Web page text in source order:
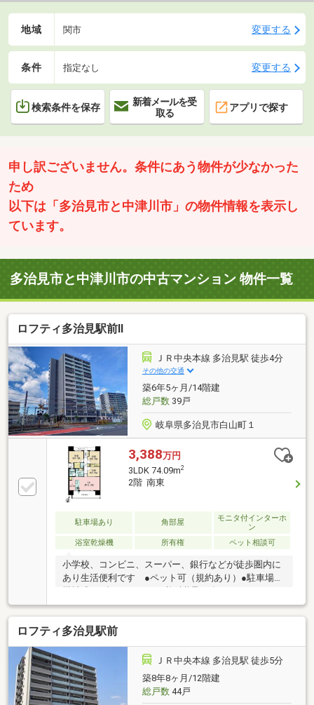
地域 関市 変更する
条件 指定なし 変更する
検索条件を保存
新着メールを受
取る
アプリで探す
申し訳ございません。条件にあう物件が少なかった
ため
以下は「多治見市と中津川市」の物件情報を表示し
ています。
多治見市と中津川市の中古マンション 物件一覧
ロフティ多治見駅前Ⅱ
ＪＲ中央本線 多治見駅 徒歩4分
その他の交通
築6年5ヶ月/14階建
総戸数39戸
岐阜県多治見市白山町１
3,388万円
3LDK 74.09m2
2階 南東
駐車場あり 角部屋
モニタ付インターホ
ン
浴室乾燥機
所有権 ペット相談可
小学校、コンビニ、スーパー、銀行などが徒歩圏内に
あり生活便利です ●ペット可（規約あり）●駐車場は
機械式、1台8000円/月、必ず継承●ゴミステーション
協力金、300円/月●宅地造成及び特定盛土等規制法●建
築基準法第22条区域●第一種特別工業地区●駐車場整備
地区●精華小学校へ徒歩約7分●陶都中学校へ徒歩約18
分●セブンイレブン多治見駅北店へ徒歩約5分（約400
ｍ）●多治見フランテへ徒歩約3分（約200ｍ）●東濃信
用金庫本店へ徒歩約3分（約210ｍ）●プラティ多治見
へ徒歩約6分（約400ｍ）●多治見市民病院へ徒歩約16
分（約1100ｍ）
ロフティ多治見駅前
ＪＲ中央本線 多治見駅 徒歩5分
築8年8ヶ月/12階建
総戸数44戸